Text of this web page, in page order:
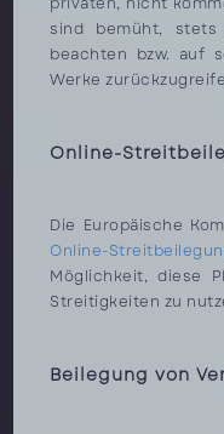
sind bemüht,
beachten bzw. auf
Werke
Online-
Die Europäische
Online-
Möglichkeit, diese
Streitigkeiten zu
Beilegung von